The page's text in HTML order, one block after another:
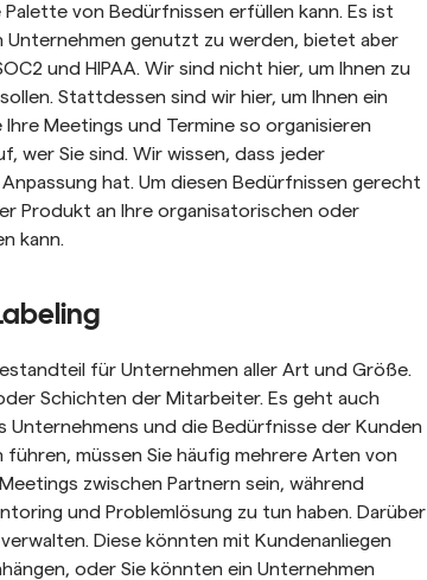
von Bedürfnissen erfüllen kann. Es ist
Unternehmen genutzt zu werden, bietet aber
und HIPAA. Wir sind nicht hier, um Ihnen zu
Stattdessen sind wir hier, um Ihnen ein
Meetings und Termine so organisieren
wer Sie sind. Wir wissen, dass jeder
hat. Um diesen Bedürfnissen gerecht
Produkt an Ihre organisatorischen oder
kann.
für Unternehmen aller Art und Größe.
Schichten der Mitarbeiter. Es geht auch
Unternehmens und die Bedürfnisse der Kunden
führen, müssen Sie häufig mehrere Arten von
zwischen Partnern sein, während
und Problemlösung zu tun haben. Darüber
Diese könnten mit Kundenanliegen
oder Sie könnten ein Unternehmen